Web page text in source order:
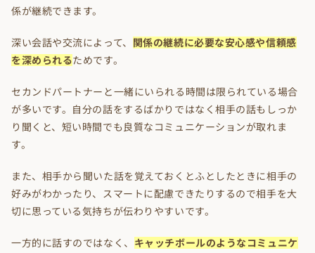
係が継続できます。
深い会話や交流によって、 関係の継続に必要な安心感や信頼感
を深められるためです。
セカンドパートナーと一緒にいられる時間は限られている場合
が多いです。自分の話をするばかりではなく相手の話もしっか
り聞くと、短い時間でも良質なコミュニケーションが取れま
す。
また、相手から聞いた話を覚えておくとふとしたときに相手の
好みがわかったり、スマートに配慮できたりするので相手を大
切に思っている気持ちが伝わりやすいです。
一方的に話すのではなく、 キャッチボールのようなコミュニケ